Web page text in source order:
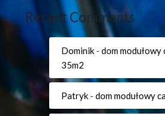
Recent Comments
Dominik -dom modułowy
35m2
Patryk -dom modułowy